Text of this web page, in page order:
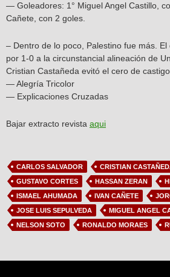
— Goleadores: 1° Miguel Angel Castillo,
Cañete, con 2 goles.
– Dentro de lo poco, Palestino fue más.
por 1-0 a la circunstancial alineación de
Cristian Castañeda evitó el cero de castigo.
— Alegría Tricolor
— Explicaciones Cruzadas
Bajar extracto revista aqui
CARLOS SALVADOR CRISTIAN
GUSTAVO CORTES
HASSAN ZERAN
ISMAEL AHUMADA
IVAN CAÑETE
JOSE LUIS SEPULVEDA
MIGUEL ANGEL
NELSON SOTO
RONALDO MORAES